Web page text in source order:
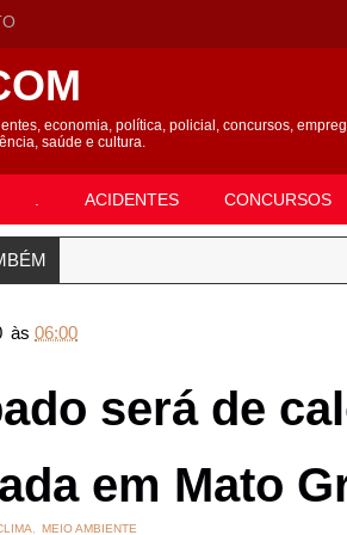
economia, política, policial, concursos,
saúde e cultura.
ACIDENTES CONCURSOS
às 06:00
será de
em Mato
MEIO AMBIENTE